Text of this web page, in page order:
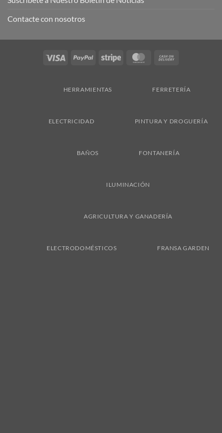
Contacte con nosotros
Visa PayPal Stripe MasterCard
HERRAMIENTAS FERRETERÍA
ELECTRICIDAD PINTURA Y DROGUERÍA
BAÑOS FONTANERÍA
ILUMINACIÓN
AGRICULTURA Y GANADERÍA
ELECTRODOMÉSTICOS FRANSA GARDEN